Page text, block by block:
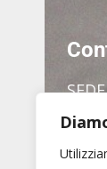
via